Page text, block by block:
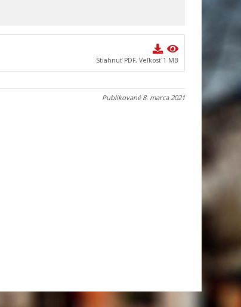
Stiahnuť PDF, Veľkosť 1 MB
Publikované 8. marca 2021